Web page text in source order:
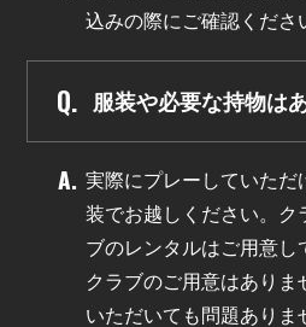
込みの際にご確認くださ
服装や必要な持物は
実際にプレーしていただ
装でお越しください。ク
ブのレンタルはご用意し
クラブのご用意はあり
いただいても問題あり